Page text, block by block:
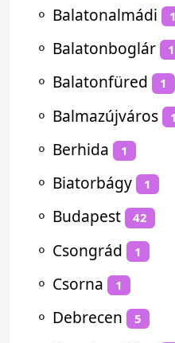
⚬ Balatonalmádi 1
⚬ Balatonboglár 1
⚬ Balatonfüred 1
⚬ Balmazújváros 1
⚬ Berhida 1
⚬ Biatorbágy 1
⚬ Budapest 42
⚬ Csongrád 1
⚬ Csorna 1
⚬ Debrecen 5